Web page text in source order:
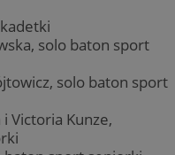
solo baton sport
solo baton sport
Victoria Kunze,